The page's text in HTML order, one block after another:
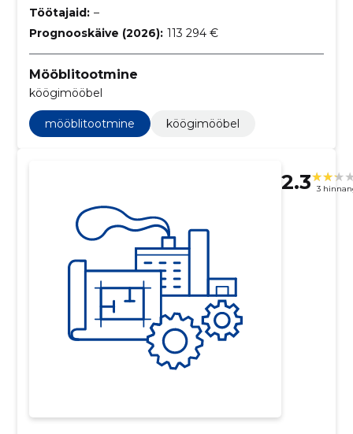
Töötajaid: –
Prognooskäive (2026): 113 294 €
Mööblitootmine
köögimööbel
mööblitootmine köögimööbel
2.3 3